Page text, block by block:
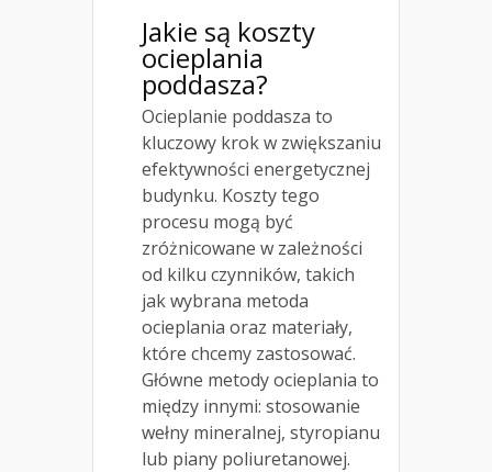
Jakie są koszty
ocieplania
poddasza?
Ocieplanie poddasza to
kluczowy krok w zwiększaniu
efektywności energetycznej
budynku. Koszty tego
procesu mogą być
zróżnicowane w zależności
od kilku czynników, takich
jak wybrana metoda
ocieplania oraz materiały,
które chcemy zastosować.
Główne metody ocieplania to
między innymi: stosowanie
wełny mineralnej, styropianu
lub piany poliuretanowej.